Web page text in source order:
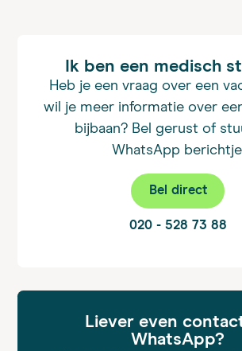
Ik ben een medisch
Heb je een vraag over een
wil je meer informatie over
bijbaan? Bel gerust of
WhatsApp
Bel direct
020 - 528 73 88
Liever even
WhatsApp?